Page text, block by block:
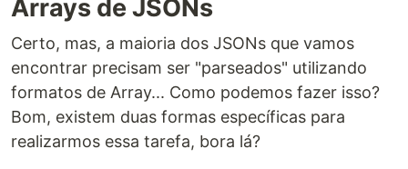
Arrays de JSONs
Certo, mas, a maioria dos JSONs que vamos
encontrar precisam ser "parseados" utilizando
formatos de Array... Como podemos fazer isso?
Bom, existem duas formas específicas para
realizarmos essa tarefa, bora lá?